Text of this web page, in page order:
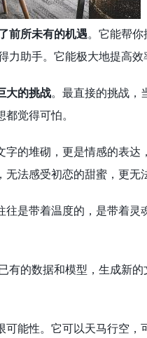
前所未有的机遇。它能帮
力助手。它能极大地提高
大的挑战。最直接的挑战，
觉得可怕。
字的堆砌，更是情感的表
法感受初恋的甜蜜，更无
往是带着温度的，是带着
有的数据和模型，生成新
可能性。它可以天马行空